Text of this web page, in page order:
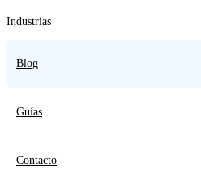
Industrias
Blog
Guías
Contacto